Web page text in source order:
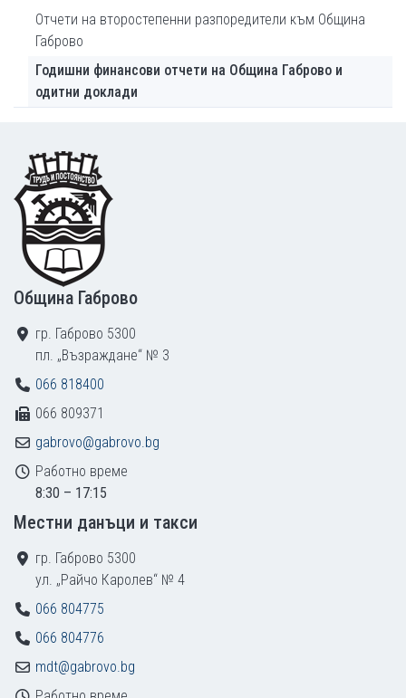
Отчети на второстепенни разпоредители към Община
Габрово
Годишни финансови отчети на Община Габрово и
одитни доклади
Footer
Община Габрово
гр. Габрово 5300
пл. „Възраждане“ № 3
066 818400
066 809371
gabrovo@gabrovo.bg
Работно време
8:30 – 17:15
Местни данъци и такси
гр. Габрово 5300
ул. „Райчо Каролев“ № 4
066 804775
066 804776
mdt@gabrovo.bg